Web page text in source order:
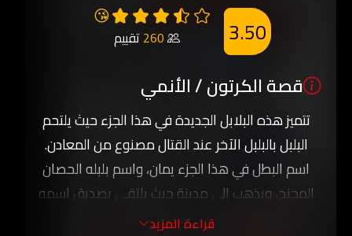
😘
260 تقييم 3.50
قصة الكرتون / الأنمي
تتميز هذه البلابل الجديدة في هذا الجزء حيث يلتحم
البلبل بالبلبل الآخر عند القتال مصنوع من المعادن.
اسم البطل في هذا الجزء يمان، واسم بلبله الحصان
المجنح، ويذهب إلى مدينة حيث يلتقي بصديق اسمه
ربيع ويلعب بالبلبل قوس اللهب، ويساعده حينما تحيط
قراءة المزيد